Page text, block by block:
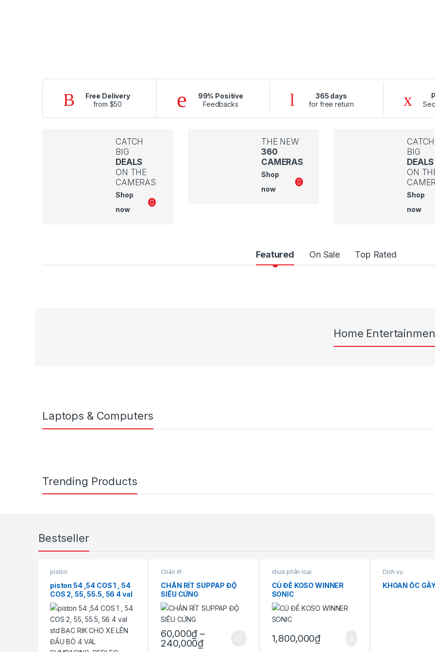
Free Delivery
from $50
99% Positive
Feedbacks
365 days
for free return
CATCH
BIG
DEALS
ON THE
CAMERAS
Shop
now
THE NEW
360
CAMERAS
Shop
now
CATCH
BIG
DEALS
ON
Shop
now
Featured On Sale Top Rated
Home
Laptops & Computers
Trending Products
Bestseller
piston
piston 54 ,54 COS 1 , 54
COS 2, 55, 55.5, 56 4 val
std BẠC RIK CHO XE LÊN
ĐẦU BÒ 4 VAL
SUMRACING ,REDLEO
Chân rít
CHÂN RÍT SUPPAP ĐỘ
SIÊU CỨNG
60,000₫ –
240,000₫Khoảng giá: từ 60,000₫ đến 240,000₫
Sản phẩm này có nhiều biến thể. Các tùy chọn có thể được chọn trên trang sản phẩm
chưa phân loại
CỦ ĐỀ KOSO WINNER
SONIC
1,800,000₫
Dịch vụ
KHOAN ỐC